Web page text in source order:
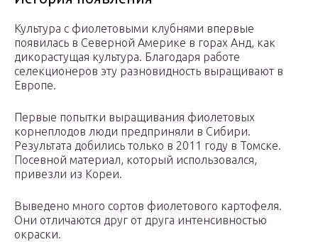
Культура с фиолетовыми клубнями впервые
появилась в Северной Америке в горах Анд, как
дикорастущая культура. Благодаря работе
селекционеров эту разновидность выращивают в
Европе.
Первые попытки выращивания фиолетовых
корнеплодов люди предприняли в Сибири.
Результата добились только в 2011 году в Томске.
Посевной материал, который использовался,
привезли из Кореи.
Выведено много сортов фиолетового картофеля.
Они отличаются друг от друга интенсивностью
окраски.